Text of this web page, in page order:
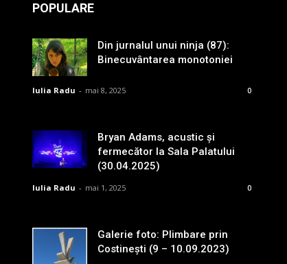
POPULARE
Din jurnalul unui ninja (87):
Binecuvântarea monotoniei
Iulia Radu - mai 8, 2025 0
Bryan Adams, acustic și
fermecător la Sala Palatului
(30.04.2025)
Iulia Radu - mai 1, 2025 0
Galerie foto: Plimbare prin
Costinești (9 – 10.09.2023)